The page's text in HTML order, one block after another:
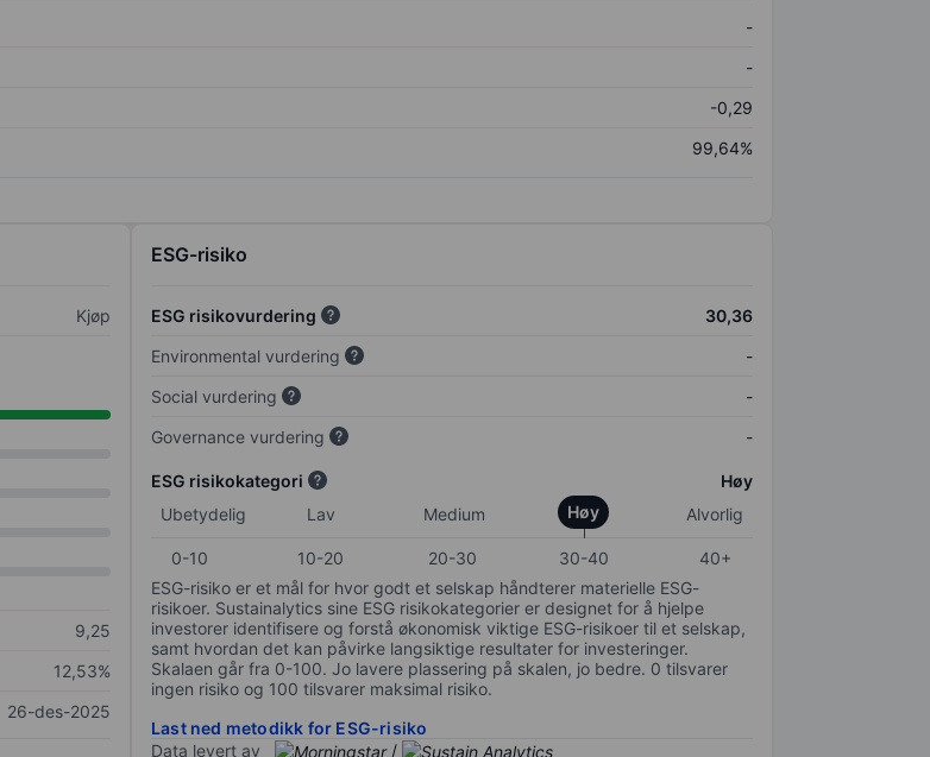
-
-
-0,29
99,64%
Kjøp
9,25
12,53%
26-des-2025
ESG-risiko
ESG risikovurdering
30,36
Environmental vurdering
-
Social vurdering
-
Governance vurdering
-
ESG risikokategori
Høy
Ubetydelig
Lav Medium Høy Alvorlig
0-10 10-20 20-30 30-40
40+
ESG-risiko er et mål for hvor godt et selskap håndterer materielle ESG-
risikoer. Sustainalytics sine ESG risikokategorier er designet for å hjelpe
investorer identifisere og forstå økonomisk viktige ESG-risikoer til et selskap,
samt hvordan det kan påvirke langsiktige resultater for investeringer.
Skalaen går fra 0-100. Jo lavere plassering på skalen, jo bedre. 0 tilsvarer
ingen risiko og 100 tilsvarer maksimal risiko.
Last ned metodikk for ESG-risiko
Data levert av
/